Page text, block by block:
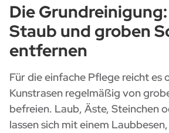
Die
Staub und groben
entfernen
Für die einfache Pflege reicht es
Kunstrasen regelmäßig von
befreien. Laub, Äste, Steinchen
lassen sich mit einem